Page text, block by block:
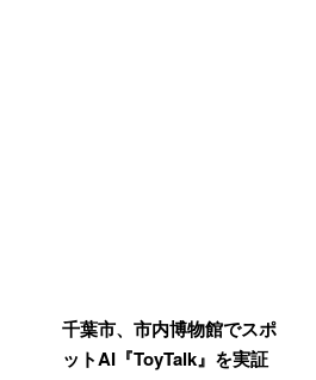
千葉市、市内博物館でスポ
ットAI『ToyTalk』を実証